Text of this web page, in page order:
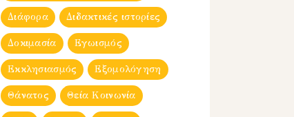
Διάφορα Διδακτικές ιστορίες
Δοκιμασία Εγωισμός
Εκκλησιασμός Εξομολόγηση
Θάνατος Θεία Κοινωνία